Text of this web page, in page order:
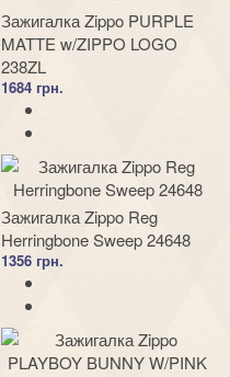
Зажигалка Zippo PURPLE
MATTE w/ZIPPO LOGO
238ZL
1684 грн.
Зажигалка Zippo Reg
Herringbone Sweep 24648
1356 грн.